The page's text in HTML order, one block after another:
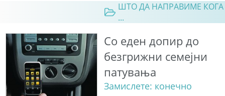
ШТО ДА НАПРАВИМЕ КОГА
...
Со еден допир до
безгрижни семејни
патувања
Замислете: конечно